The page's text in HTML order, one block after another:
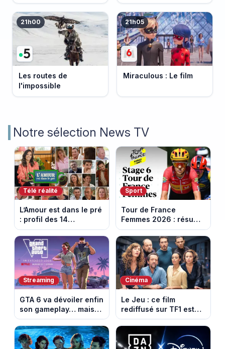
Bretagne
21h00
Les routes de
l'impossible
21h05
Miraculous : Le film
Notre sélection News TV
Télé réalité
L’Amour est dans le pré
: profil des 14
agriculteurs, speed
dating inédit et de
nouvelles histoires
d’amour
Sport
Tour de France
Femmes 2026 : résumé
vidéo de la 6e étape
entre Montbrison et
Tournon-sur-Rhône
Streaming
GTA 6 va dévoiler enfin
son gameplay… mais
d’abord sur Netflix
Cinéma
Le Jeu : ce film
rediffusé sur TF1 est
adapté d’un succès
italien devenu un
phénomène mondial